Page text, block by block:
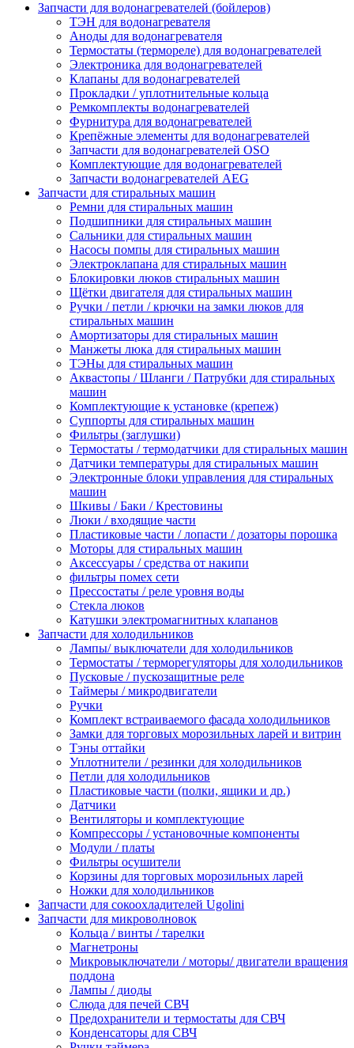
Запчасти для водонагревателей (бойлеров)
ТЭН для водонагревателя
Аноды для водонагревателя
Термостаты (термореле) для водонагревателей
Электроника для водонагревателей
Клапаны для водонагревателей
Прокладки / уплотнительные кольца
Ремкомплекты водонагревателей
Фурнитура для водонагревателей
Крепёжные элементы для водонагревателей
Запчасти для водонагревателей OSO
Комплектующие для водонагревателей
Запчасти водонагревателей AEG
Запчасти для стиральных машин
Ремни для стиральных машин
Подшипники для стиральных машин
Сальники для стиральных машин
Насосы помпы для стиральных машин
Электроклапана для стиральных машин
Блокировки люков стиральных машин
Щётки двигателя для стиральных машин
Ручки / петли / крючки на замки люков для
стиральных машин
Амортизаторы для стиральных машин
Манжеты люка для стиральных машин
ТЭНы для стиральных машин
Аквастопы / Шланги / Патрубки для стиральных
машин
Комплектующие к установке (крепеж)
Суппорты для стиральных машин
Фильтры (заглушки)
Термостаты / термодатчики для стиральных машин
Датчики температуры для стиральных машин
Электронные блоки управления для стиральных
машин
Шкивы / Баки / Крестовины
Люки / входящие части
Пластиковые части / лопасти / дозаторы порошка
Моторы для стиральных машин
Аксессуары / средства от накипи
фильтры помех сети
Прессостаты / реле уровня воды
Стекла люков
Катушки электромагнитных клапанов
Запчасти для холодильников
Лампы/ выключатели для холодильников
Термостаты / терморегуляторы для холодильников
Пусковые / пускозащитные реле
Таймеры / микродвигатели
Ручки
Комплект встраиваемого фасада холодильников
Замки для торговых морозильных ларей и витрин
Тэны оттайки
Уплотнители / резинки для холодильников
Петли для холодильников
Пластиковые части (полки, ящики и др.)
Датчики
Вентиляторы и комплектующие
Компрессоры / установочные компоненты
Модули / платы
Фильтры осушители
Корзины для торговых морозильных ларей
Ножки для холодильников
Запчасти для сокоохладителей Ugolini
Запчасти для микроволновок
Кольца / винты / тарелки
Магнетроны
Микровыключатели / моторы/ двигатели вращения
поддона
Лампы / диоды
Слюда для печей СВЧ
Предохранители и термостаты для СВЧ
Конденсаторы для СВЧ